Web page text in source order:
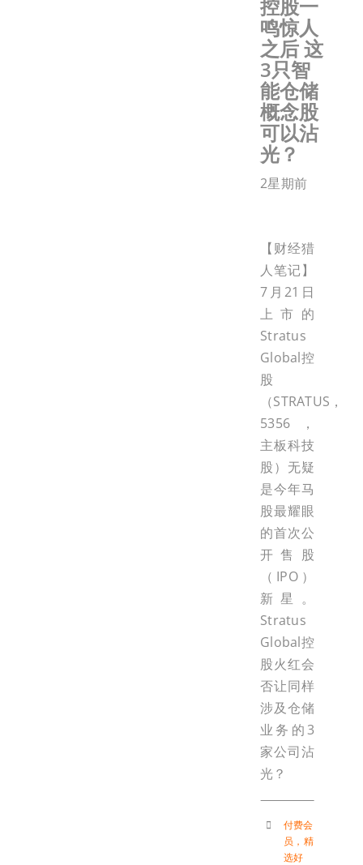
控股一
鸣惊人
之后 这
3只智
能仓储
概念股
可以沾
光？
2星期前
【财经猎
人笔记】
7月21日
上市的
Stratus
Global控
股
（STRATUS，
5356，
主板科技
股）无疑
是今年马
股最耀眼
的首次公
开售股
（IPO）
新星。
Stratus
Global控
股火红会
否让同样
涉及仓储
业务的3
家公司沾
光？
付费会
员 ， 精
选好